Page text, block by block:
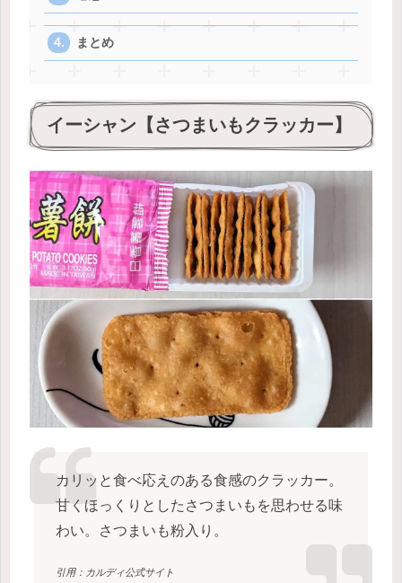
まとめ
イーシャン【さつまいもクラッカー】
カリッと食べ応えのある食感のクラッカー。
甘くほっくりとしたさつまいもを思わせる味
わい。さつまいも粉入り。
引用：カルディ公式サイト